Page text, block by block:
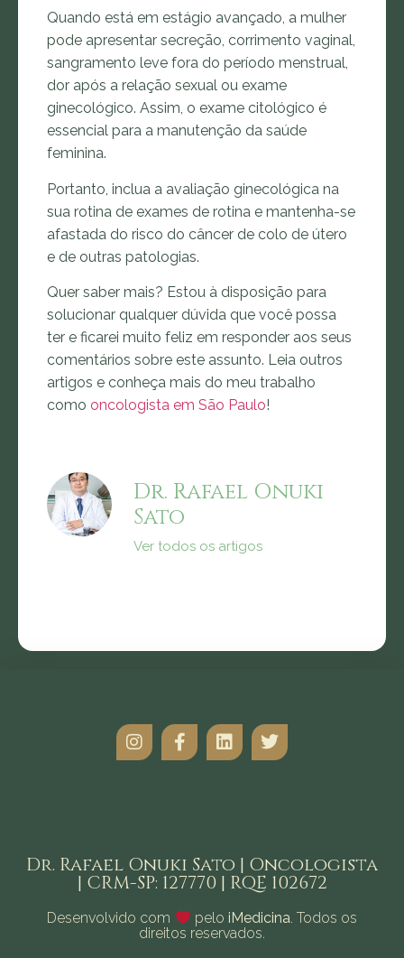
Quando está em estágio avançado, a mulher
pode apresentar secreção, corrimento vaginal,
sangramento leve fora do período menstrual,
dor após a relação sexual ou exame
ginecológico. Assim, o exame citológico é
essencial para a manutenção da saúde
feminina.
Portanto, inclua a avaliação ginecológica na
sua rotina de exames de rotina e mantenha-se
afastada do risco do câncer de colo de útero
e de outras patologias.
Quer saber mais? Estou à disposição para
solucionar qualquer dúvida que você possa
ter e ficarei muito feliz em responder aos seus
comentários sobre este assunto. Leia outros
artigos e conheça mais do meu trabalho
como oncologista em São Paulo!
Dr. Rafael Onuki
Sato
Ver todos os artigos
Dr. Rafael Onuki Sato | Oncologista
| CRM-SP: 127770 | RQE 102672
Desenvolvido com pelo iMedicina. Todos os
direitos reservados.